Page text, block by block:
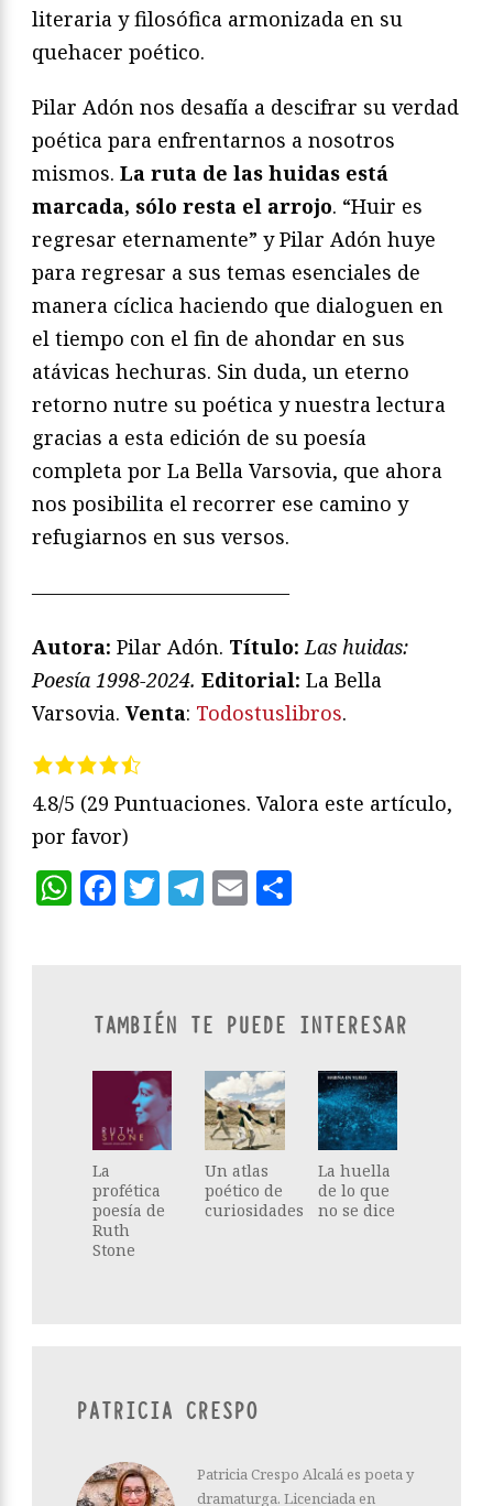
literaria y filosófica armonizada en su
quehacer poético.
Pilar Adón nos desafía a descifrar su verdad
poética para enfrentarnos a nosotros
mismos. La ruta de las huidas está
marcada, sólo resta el arrojo. “Huir es
regresar eternamente” y Pilar Adón huye
para regresar a sus temas esenciales de
manera cíclica haciendo que dialoguen en
el tiempo con el fin de ahondar en sus
atávicas hechuras. Sin duda, un eterno
retorno nutre su poética y nuestra lectura
gracias a esta edición de su poesía
completa por La Bella Varsovia, que ahora
nos posibilita el recorrer ese camino y
refugiarnos en sus versos.
—————————————
Autora: Pilar Adón. Título: Las huidas:
Poesía 1998-2024. Editorial: La Bella
Varsovia. Venta: Todostuslibros.
4.8/5 (29 Puntuaciones. Valora este artículo,
por favor)
WhatsApp
Facebook
Twitter
Telegram
Email
TAMBIÉN TE PUEDE INTERESAR
La
profética
poesía de
Ruth
Stone
Un atlas
poético de
curiosidades
La huella
de lo que
no se dice
PATRICIA CRESPO
Patricia Crespo Alcalá es poeta y
dramaturga. Licenciada en